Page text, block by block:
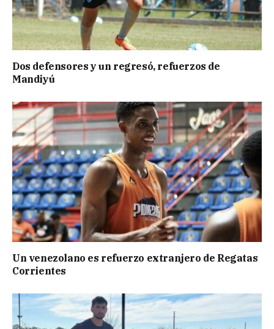
Dos defensores y un regresó, refuerzos de
Mandiyú
Un venezolano es refuerzo extranjero de Regatas
Corrientes